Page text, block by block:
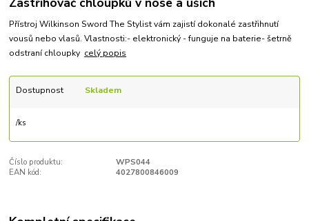
Přístroj Wilkinson Sword The Stylist vám zajistí dokonalé zastřihnutí
vousů nebo vlasů. Vlastnosti:- elektronický - funguje na baterie- šetrně
odstraní chloupky celý popis
Dostupnost Skladem
/ks
Číslo produktu:
WPS044
EAN kód:
4027800846009